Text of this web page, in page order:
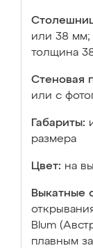
или 38 мм;
толщина
Стеновая
или с
Габариты:
размера
Цвет: на
Выкатные
Blum
плавным